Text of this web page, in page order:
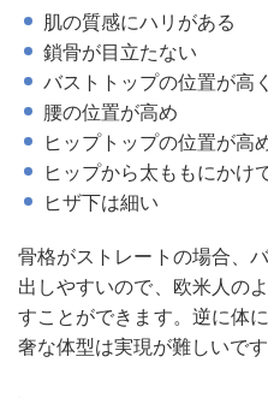
肌の質感にハリがある
鎖骨が目立たない
バストトップの位置が高
腰の位置が高め
ヒップトップの位置が高
ヒップから太ももにかけ
ヒザ下は細い
骨格がストレートの場合、
出しやすいので、欧米人の
すことができます。逆に体
奢な体型は実現が難しいです